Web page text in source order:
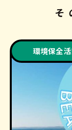
そ
環境保全